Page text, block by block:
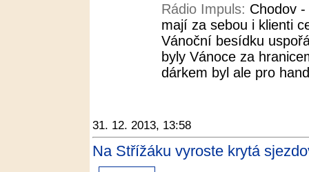
Rádio Impuls: Chodov
mají za sebou i klienti
Vánoční besídku
byly Vánoce za
dárkem byl ale pro
31. 12. 2013, 13:58
Na Střížáku vyroste krytá